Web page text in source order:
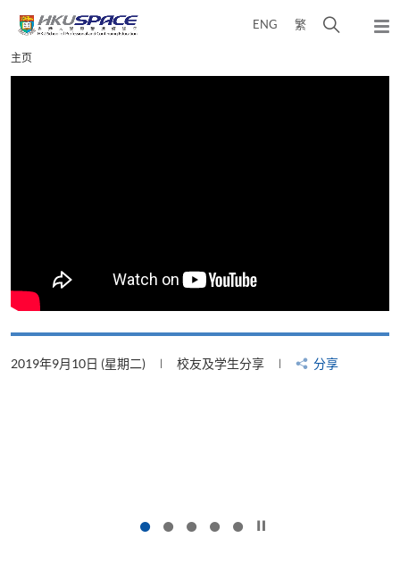
content
ENG 繁
弹
Main
content
主页
2019年9月10日 (星期二) 校友及学生分享 分享